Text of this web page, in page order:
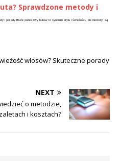
Sprawdzone metody i
i porady Białe podeszwy butów to synonim stylu i świeżości, ale niestety, są
włosów? Skuteczne porady
NEXT
o metodzie,
zaletach i kosztach?